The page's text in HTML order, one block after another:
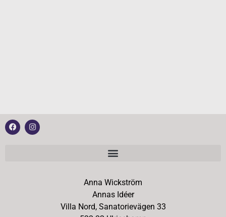
Anna Wickström
Annas Idéer
Villa Nord, Sanatorievägen 33